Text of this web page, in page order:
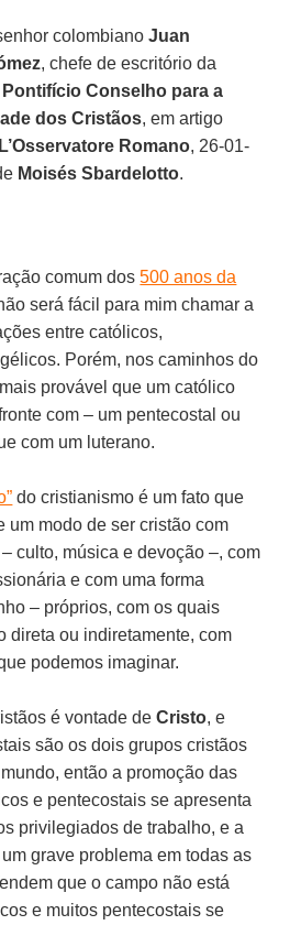
colombianoJuan
, chefe de escritório da
Pontifício Conselho para a
dos Cristãos, em artigo
L’Osservatore Romano, 26-01-
Moisés Sbardelotto.
comum dos500 anos da
será fácil para mim chamar a
entre católicos,
Porém, nos caminhos do
provável que um católico
com – um pentecostal ou
com um luterano.
do cristianismo é um fato que
um modo de ser cristão com
culto, música e devoção –, com
e com uma forma
– próprios, com os quais
direta ou indiretamente, com
podemos imaginar.
é vontade deCristo, e
são os dois grupos cristãos
então a promoção das
e pentecostais se apresenta
privilegiados de trabalho, e a
grave problema em todas as
que o campo não está
e muitos pentecostais se